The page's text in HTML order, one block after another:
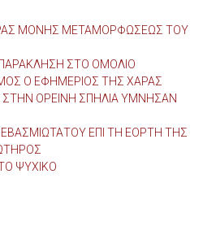
ΜΟΝΗΣ ΜΕΤΑΜΟΡΦΩΣΕΩΣ ΤΟΥ
ΣΤΟ ΟΜΟΛΙΟ
Ο ΕΦΗΜΕΡΙΟΣ ΤΗΣ ΧΑΡΑΣ
ΟΡΕΙΝΗ ΣΠΗΛΙΑ ΥΜΝΗΣΑΝ
ΕΠΙ ΤΗ ΕΟΡΤΗ ΤΗΣ
ΨΥΧΙΚΟ